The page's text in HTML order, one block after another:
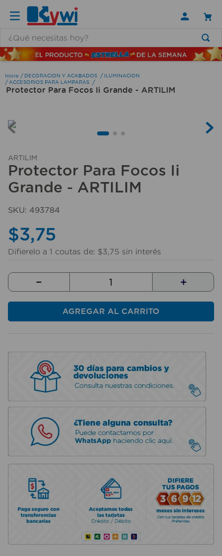
DECORACION Y ACABADOS
ILUMINACION
ACCESORIOS PARA LAMPARAS
Protector Para Focos Ii Grande - ARTILIM
ARTILIM
Protector Para Focos Ii
Grande - ARTILIM
SKU: 493784
$3,75
Difierelo a 1 coutas de: $3,75 sin interés
＋
－
AGREGAR AL CARRITO
TÉRMINOS MÁS BUSCADOS
1 .
lamparas
2.
ducha
4.
6.
escritorio
7
cerradura
8.
aspiradora
9.
fregadero
10. taladro